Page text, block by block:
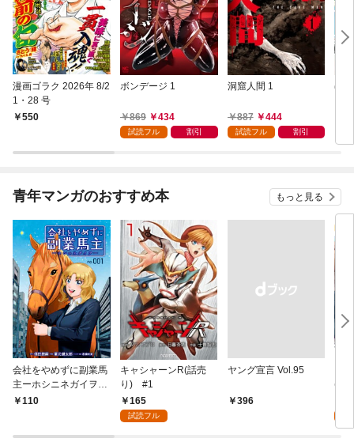
漫画ゴラク 2026年 8/2
1・28 号
550
ボンデージ 1
869 434
試読フル 割引
洞窟人間 1
887 444
試読フル 割引
ほ
青年マンガのおすすめ本 もっと見る
会社をやめずに副業馬
主ーホシニネガイヲ
ー 1
110
キャシャーンR(話売
り) #1
165
試読フル
ヤング宣言 Vol.95
￥396
(話